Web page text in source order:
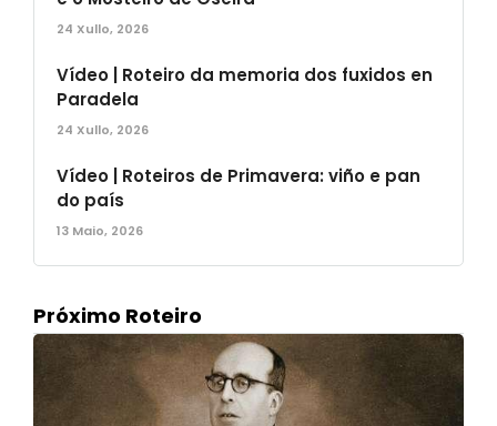
24 Xullo, 2026
Vídeo | Roteiro da memoria dos fuxidos en
Paradela
24 Xullo, 2026
Vídeo | Roteiros de Primavera: viño e pan
do país
13 Maio, 2026
Próximo Roteiro